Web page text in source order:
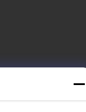
Shibi, district de